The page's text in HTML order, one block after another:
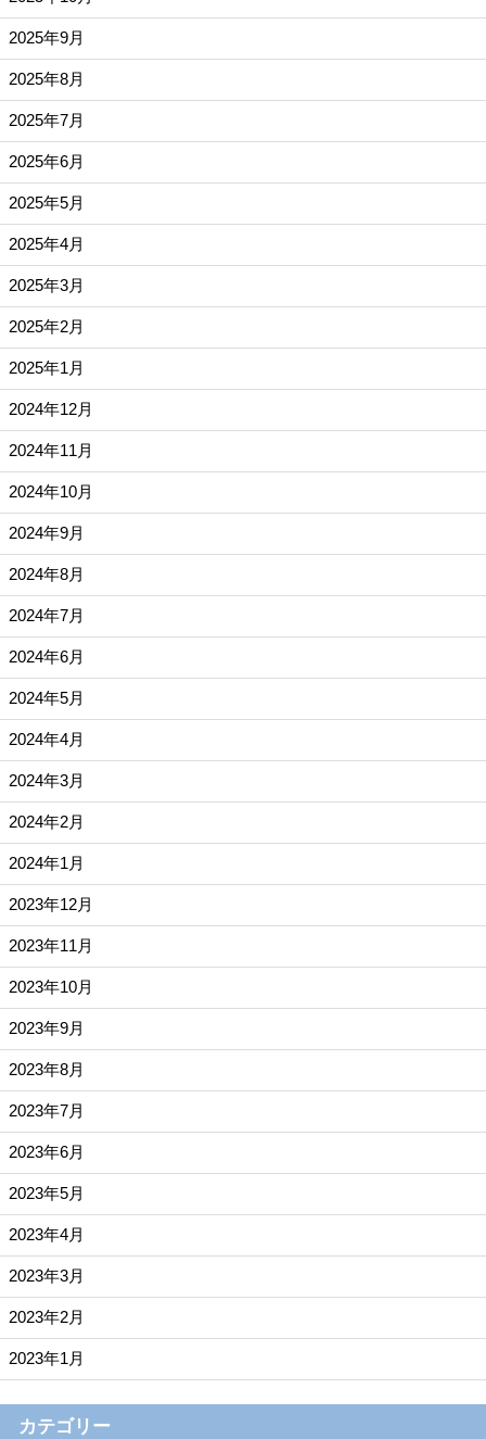
2025年9月
2025年8月
2025年7月
2025年6月
2025年5月
2025年4月
2025年3月
2025年2月
2025年1月
2024年12月
2024年11月
2024年10月
2024年9月
2024年8月
2024年7月
2024年6月
2024年5月
2024年4月
2024年3月
2024年2月
2024年1月
2023年12月
2023年11月
2023年10月
2023年9月
2023年8月
2023年7月
2023年6月
2023年5月
2023年4月
2023年3月
2023年2月
2023年1月
カテゴリー